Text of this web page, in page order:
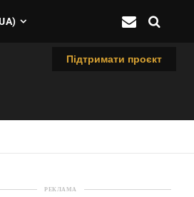
Підтримати проєкт
РЕКЛАМА